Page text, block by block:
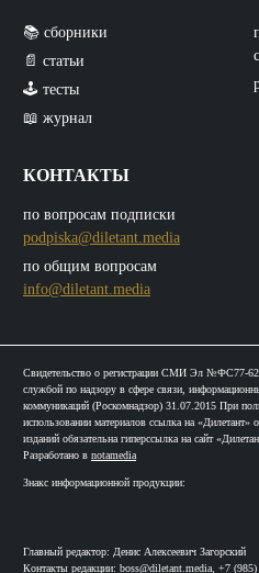
📚 сборники
📄 статьи
🕹️ тесты
📖 журнал
КОНТАКТЫ
по вопросам подписки
podpiska@diletant.media
по общим вопросам
info@diletant.media
Свидетельство о регистрации СМИ Эл №ФС77-
службой по надзору в сфере связи,
коммуникаций (Роскомнадзор) 31.07.2015 При
использовании материалов ссылка на «Дилетант»
изданий обязательна гиперссылка на сайт
Разработано в notamedia
Знакс информационной продукции:
Главный редактор: Денис Алексеевич Загорский
Контакты редакции: boss@diletant.media +7 (985)